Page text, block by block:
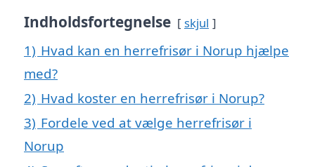
Indholdsfortegnelse skjul
1) Hvad kan en herrefrisør i Norup hjælpe
med?
2) Hvad koster en herrefrisør i Norup?
3) Fordele ved at vælge herrefrisør i
Norup